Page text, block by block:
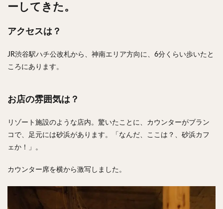
ーしてきた。
アクセスは？
JR渋谷駅ハチ公改札から、神南エリア方向に、6分くらい歩いたと
ころにあります。
お店の雰囲気は？
リゾート施設のような店内。驚いたことに、カウンターがブラン
コで、足元には砂浜があります。「なんだ、ここは？、砂浜カフ
ェか！」。
カウンター席を横から激写しました。